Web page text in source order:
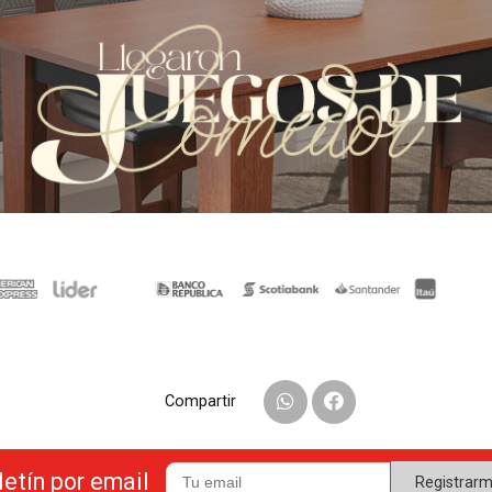
Compartir
por email